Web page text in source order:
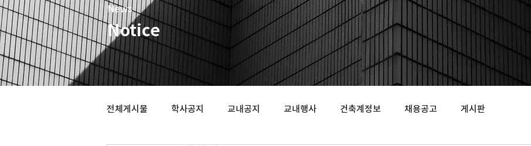
News
Notice
전체게시물 학사공지 교내공지 교내행사 건축계정보 채용공고 게시판